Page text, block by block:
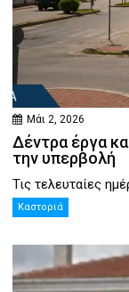
Μάι 2, 2026
Δέντρα έργα
την υπερβολή
Τις τελευταίες
Καστοριά